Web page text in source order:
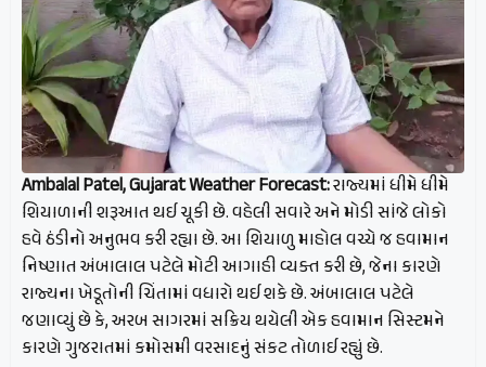
Ambalal Patel, Gujarat Weather Forecast:રાજ્યમાં ધીમે ધીમે
શિયાળાની શરૂઆત થઈ ચૂકી છે. વહેલી સવારે અને મોડી સાંજે લોકો
હવે ઠંડીનો અનુભવ કરી રહ્યા છે. આ શિયાળુ માહોલ વચ્ચે જ હવામાન
નિષ્ણાત અંબાલાલ પટેલે મોટી આગાહી વ્યક્ત કરી છે, જેના કારણે
રાજ્યના ખેડૂતોની ચિંતામાં વધારો થઈ શકે છે. અંબાલાલ પટેલે
જણાવ્યું છે કે, અરબ સાગરમાં સક્રિય થયેલી એક હવામાન સિસ્ટમને
કારણે ગુજરાતમાં કમોસમી વરસાદનું સંકટ તોળાઈ રહ્યું છે.